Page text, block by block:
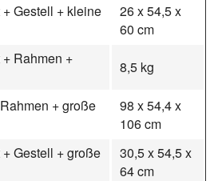
Gestell + kleine
26 x 54,5 x
60 cm
Rahmen +
8,5 kg
+ große
98 x 54,4 x
106 cm
Gestell + große
30,5 x 54,5 x
64 cm